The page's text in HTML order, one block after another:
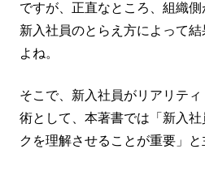
ですが、正直なところ、組織側
新入社員のとらえ方によって
よね。
そこで、新入社員がリアリテ
術として、本著書では「新入
クを理解させることが重要」と